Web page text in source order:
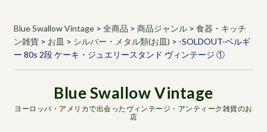
Blue Swallow Vintage> 全商品 > 商品ジャンル> 食器・キッチ
ン雑貨> お皿 > シルバー・メタル類(お皿) > -SOLDOUT-ベルギ
ー 80s 2段 ケーキ・ジュエリースタンド ヴィンテージ ①
ヨーロッパ・アメリカで出会ったヴィンテージ・アンティーク雑貨のお
店